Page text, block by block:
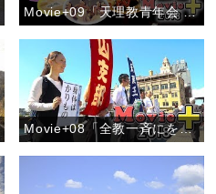
Movie+09「天理教青年会 100フェス！」
Movie+08「全教一斉にをいがけデー2018」